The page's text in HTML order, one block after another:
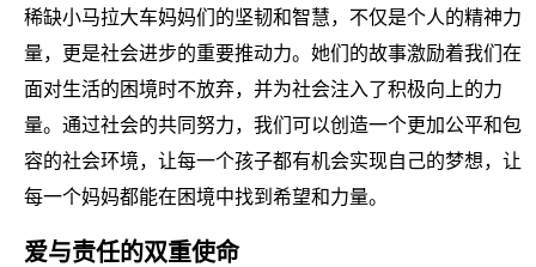
稀缺小马拉大车妈妈们的坚韧和智慧，不仅是个人的精神力
量，更是社会进步的重要推动力。她们的故事激励着我们在
面对生活的困境时不放弃，并为社会注入了积极向上的力
量。通过社会的共同努力，我们可以创造一个更加公平和包
容的社会环境，让每一个孩子都有机会实现自己的梦想，让
每一个妈妈都能在困境中找到希望和力量。
爱与责任的双重使命